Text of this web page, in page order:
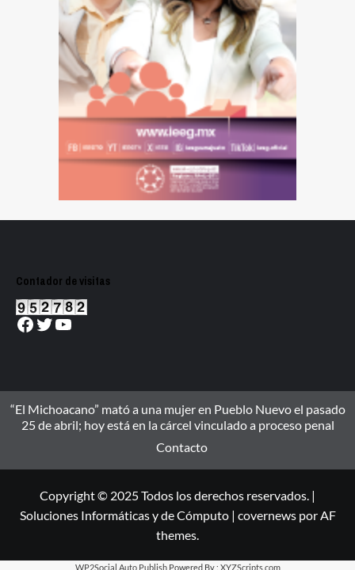
Contador de visitas
Facebook
Twitter
YouTube
“El Michoacano” mató a una mujer en Pueblo Nuevo el pasado
25 de abril; hoy está en la cárcel vinculado a proceso penal
Contacto
Copyright © 2025 Todos los derechos reservados. |
Soluciones Informáticas y de Cómputo | covernewspor AF
themes.
WP2Social Auto PublishPowered By : XYZScripts.com